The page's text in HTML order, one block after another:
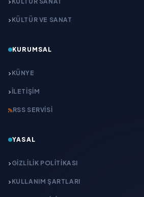
KÜLTÜR VE SANAT
KURUMSAL
KÜNYE
İLETIŞIM
RSS SERVISI
YASAL
GIZLILIK POLITIKASI
KULLANIM ŞARTLARI